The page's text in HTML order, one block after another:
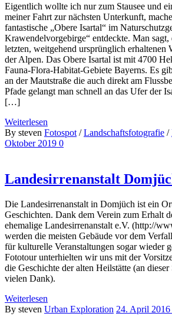
Eigentlich wollte ich nur zum Stausee und
meiner Fahrt zur nächsten Unterkunft,
fantastische „Obere Isartal“ im
Krawendelvorgebirge“ entdeckte. Man sagt,
letzten, weitgehend ursprünglich erhaltenen
der Alpen. Das Obere Isartal ist mit 4700
Fauna-Flora-Habitat-Gebiete Bayerns. Es
an der Mautstraße die auch direkt am
Pfade gelangt man schnell an das Ufer der
[…]
Weiterlesen
By steven Fotospot /Landschaftsfotografie /
Oktober 2019 0
Landesirrenanstalt
Die Landesirrenanstalt in Domjüch ist ein
Geschichten. Dank dem Verein zum Erhalt
ehemalige Landesirrenanstalt e.V. (http://
werden die meisten Gebäude vor dem
für kulturelle Veranstaltungen sogar wieder
Fototour unterhielten wir uns mit der
die Geschichte der alten Heilstätte (an
vielen Dank).
Weiterlesen
By steven Urban Exploration 24. April 2016